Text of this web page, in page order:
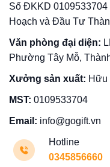
Số ĐKKD
Hoạch và Đầu Tư
Văn phòng đại diện:
Phường Tây Mỗ,
Xưởng sản xuất: Hữu
MST: 0109533704
Email: info@gogift.vn
Hotline
0345856660